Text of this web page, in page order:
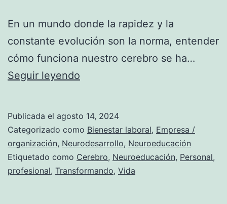
En un mundo donde la rapidez y la
constante evolución son la norma, entender
cómo funciona nuestro cerebro se ha…
Seguir leyendo
Vida
Personal
y
Profesional
Publicada el agosto 14, 2024
Categorizado como Bienestar laboral, Empresa /
organización, Neurodesarrollo, Neuroeducación
Etiquetado como Cerebro, Neuroeducación, Personal,
profesional, Transformando, Vida